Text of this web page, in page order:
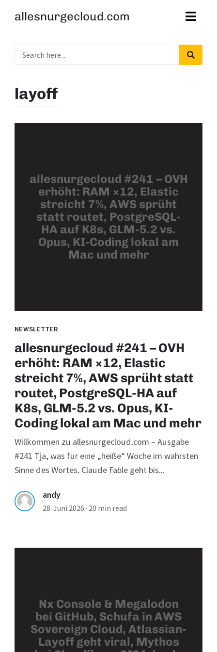
allesnurgecloud.com
layoff
allesnurgecloud #241 – OVH
erhöht: RAM ×12, Elastic
streicht 7%, AWS sprüht
statt routet, PostgreSQL-
HA auf K8s, GLM-5.2 vs.
Opus, KI-Coding lokal am
Mac und mehr
NEWSLETTER
allesnurgecloud #241 – OVH
erhöht: RAM ×12, Elastic
streicht 7%, AWS sprüht statt
routet, PostgreSQL-HA auf
K8s, GLM-5.2 vs. Opus, KI-
Coding lokal am Mac und mehr
Willkommen zu allesnurgecloud.com – Ausgabe
#241 Tja, was für eine „heiße“ Woche im wahrsten
Sinne des Wortes. Claude Fable geht bis...
andy
28. Juni 2026 · 20 min read
Nx Console & Megalodon
bei GitHub, Schufa in AWS
Sovereign Cloud, Atlassian-
Layoff geht viral, Mythos